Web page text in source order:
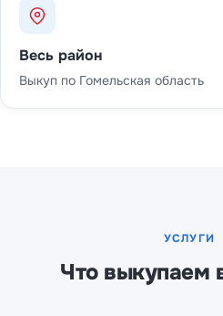
Весь район
Выкуп по Гомельская область
УСЛУГИ
Что выкупаем